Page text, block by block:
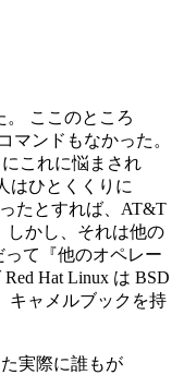
。 ここのところ
マンドもなかった。
これに悩まされ
はひとくくりに
たとすれば、AT&T
しかし、それは他の
て『他のオペレー
Hat Linux は BSD
キャメルブックを持
実際に誰もが